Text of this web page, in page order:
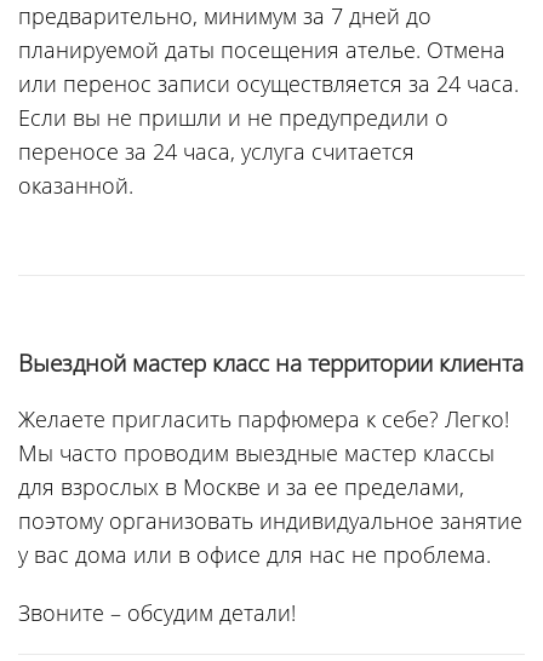
предварительно, минимум за 7 дней до
планируемой даты посещения ателье. Отмена
или перенос записи осуществляется за 24 часа.
Если вы не пришли и не предупредили о
переносе за 24 часа, услуга считается
оказанной.
Выездной мастер класс на территории клиента
Желаете пригласить парфюмера к себе? Легко!
Мы часто проводим выездные мастер классы
для взрослых в Москве и за ее пределами,
поэтому организовать индивидуальное занятие
у вас дома или в офисе для нас не проблема.
Звоните – обсудим детали!